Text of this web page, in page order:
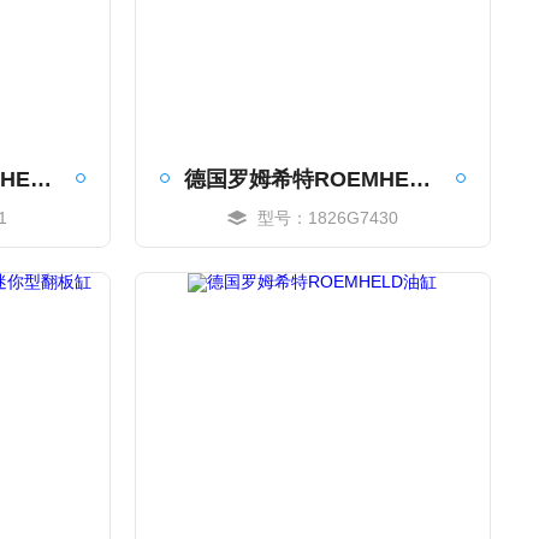
德国罗姆希特ROEMHELD旋转夹具 德国罗姆希特ROEMHELD杠杆夹具
型号：1826G7430